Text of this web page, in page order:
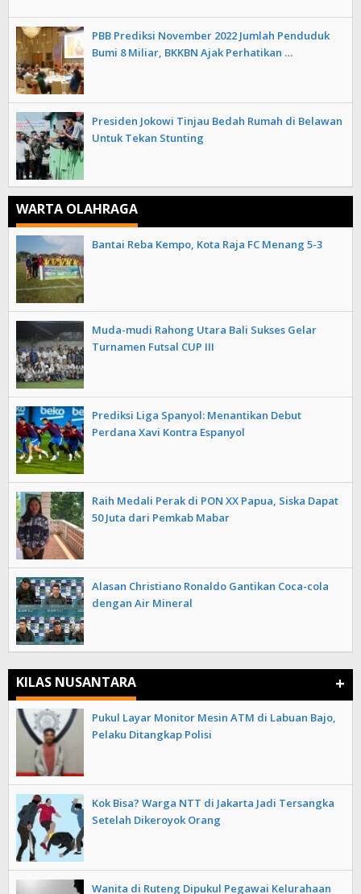
PBB Prediksi November 2022 Jumlah Penduduk
Bumi 8 Miliar, BKKBN Ajak Perhatikan …
Presiden Jokowi Tinjau Bedah Rumah di Belawan
Untuk Tekan Stunting
WARTA OLAHRAGA
Bantai Reba Kempo, Kota Raja FC Menang 5-3
Muda-mudi Rahong Utara Bali Sukses Gelar
Turnamen Futsal CUP III
Prediksi Liga Spanyol: Menantikan Debut
Perdana Xavi Kontra Espanyol
Raih Medali Perak di PON XX Papua, Siska Dapat
50 Juta dari Pemkab Mabar
Alasan Christiano Ronaldo Gantikan Coca-cola
dengan Air Mineral
KILAS NUSANTARA +
Pukul Layar Monitor Mesin ATM di Labuan Bajo,
Pelaku Ditangkap Polisi
Kok Bisa? Warga NTT di Jakarta Jadi Tersangka
Setelah Dikeroyok Orang
Wanita di Ruteng Dipukul Pegawai Kelurahaan